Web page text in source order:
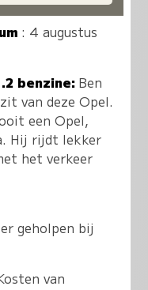
: 4 augustus
benzine: Ben
van deze Opel.
een Opel,
Hij rijdt lekker
het verkeer
geholpen bij
van